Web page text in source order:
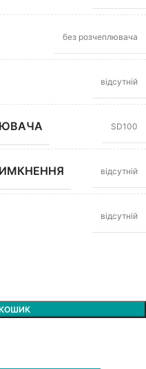
без розчеплювача
відсутній
SD100
відсутній
відсутній